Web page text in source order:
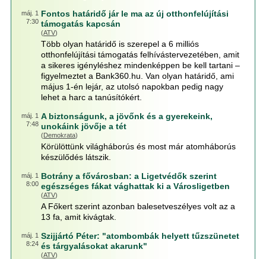
máj. 1
7:30
Fontos határidő jár le ma az új otthonfelújítási
támogatás kapcsán
(ATV)
Több olyan határidő is szerepel a 6 milliós
otthonfelújítási támogatás felhívástervezetében, amit
a sikeres igényléshez mindenképpen be kell tartani –
figyelmeztet a Bank360.hu. Van olyan határidő, ami
május 1-én lejár, az utolsó napokban pedig nagy
lehet a harc a tanúsítókért.
máj. 1
7:48
A biztonságunk, a jövőnk és a gyerekeink,
unokáink jövője a tét
(Demokrata)
Körülöttünk világháborús és most már atomháborús
készülődés látszik.
máj. 1
8:00
Botrány a fővárosban: a Ligetvédők szerint
egészséges fákat vághattak ki a Városligetben
(ATV)
A Főkert szerint azonban balesetveszélyes volt az a
13 fa, amit kivágtak.
máj. 1
8:24
Szijjártó Péter: "atombombák helyett tűzszünetet
és tárgyalásokat akarunk"
(ATV)